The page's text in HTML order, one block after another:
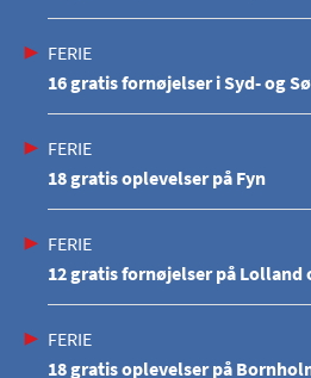
FERIE
16 gratis fornøjelser i Syd- og
FERIE
18 gratis oplevelser på Fyn
FERIE
12 gratis fornøjelser på Lolland
FERIE
18 gratis oplevelser på